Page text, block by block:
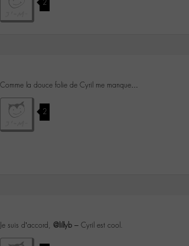
2
Comme la douce folie de Cyril me manque…
2
Je suis d’accord, @lillyb – Cyril est cool.